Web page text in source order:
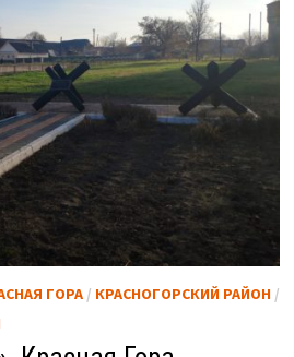
ГОРА/ КРАСНОГОРСКИЙ РАЙОН/